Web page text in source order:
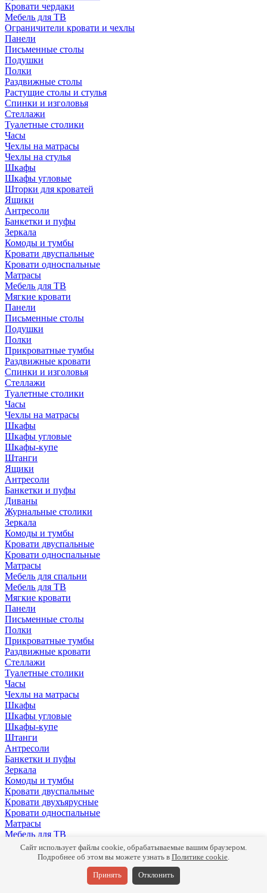
Кровати чердаки
Мебель для ТВ
Ограничители кровати и чехлы
Панели
Письменные столы
Подушки
Полки
Раздвижные столы
Растущие столы и стулья
Спинки и изголовья
Стеллажи
Туалетные столики
Часы
Чехлы на матрасы
Чехлы на стулья
Шкафы
Шкафы угловые
Шторки для кроватей
Ящики
Антресоли
Банкетки и пуфы
Зеркала
Комоды и тумбы
Кровати двуспальные
Кровати односпальные
Матрасы
Мебель для ТВ
Мягкие кровати
Панели
Письменные столы
Подушки
Полки
Прикроватные тумбы
Раздвижные кровати
Спинки и изголовья
Стеллажи
Туалетные столики
Часы
Чехлы на матрасы
Шкафы
Шкафы угловые
Шкафы-купе
Штанги
Ящики
Антресоли
Банкетки и пуфы
Диваны
Журнальные столики
Зеркала
Комоды и тумбы
Кровати двуспальные
Кровати односпальные
Матрасы
Мебель для спальни
Мебель для ТВ
Мягкие кровати
Панели
Письменные столы
Полки
Прикроватные тумбы
Раздвижные кровати
Стеллажи
Туалетные столики
Часы
Чехлы на матрасы
Шкафы
Шкафы угловые
Шкафы-купе
Штанги
Антресоли
Банкетки и пуфы
Зеркала
Комоды и тумбы
Кровати двуспальные
Кровати двухъярусные
Кровати односпальные
Матрасы
Мебель для ТВ
Панели
Письменные столы
Прикроватные тумбы
Сайт использует файлы cookie, обрабатываемые вашим браузером.
Подробнее об этом вы можете узнать в Политике cookie.
Принять Отклонить